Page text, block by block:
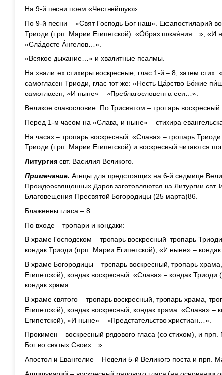
На 9-й песни поем «Честнейшую».
По 9-й песни – «Свят Господь Бог наш». Ексапостиларий
Триоди (прп. Марии Египетской): «О́браз покая́ния…», «И
«Сла́досте А́нгелов…».
«Всякое дыхание…» и хвалитные псалмы.
На хвалитех стихиры воскресные, глас 1-й – 8; затем
самогласен Триоди, глас тот же: «Несть Ца́рство Бо́жие
самогласен, «И ныне» – «Преблагословенна еси…».
Великое славословие. По Трисвятом – тропарь
Перед 1-м часом на «Слава, и ныне» – стихира
На часах – тропарь воскресный. «Слава» – тропарь
Триоди (прп. Марии Египетской) и воскресный читаются
Литургия свт. Василия Великого.
Примечание. Агнцы для предстоящих на 6-й седмице
Преждеосвященных Даров заготовляются на Литургии свт.
Благовещения Пресвятой Богородицы (25 марта)86.
Блаженны гласа – 8.
По входе – тропари и кондаки:
В храме Господском – тропарь воскресный, тропарь
кондак Триоди (прп. Марии Египетской), «И ныне» –
В храме Богородицы – тропарь воскресный, тропарь
Египетской); кондак воскресный. «Слава» – кондак
кондак храма.
В храме святого – тропарь воскресный, тропарь храма,
Египетской); кондак воскресный, кондак храма. «Слава» –
Египетской), «И ныне» – «Предстательство христиан…».
Прокимен – воскресный рядового гласа (со стихом), и
Бог во святых Своих…».
Апостол и Евангелие – Недели 5-й Великого поста и прп.